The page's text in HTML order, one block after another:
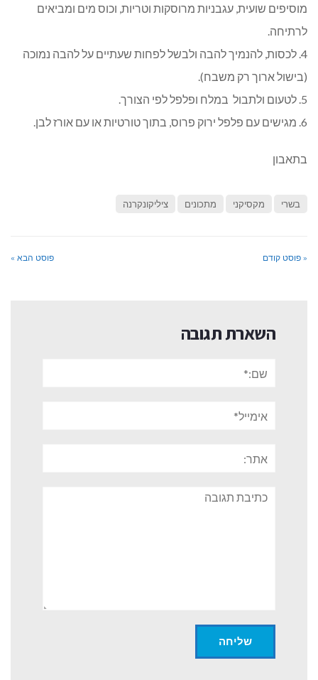
מוסיפים שועית, עגבניות מרוסקות וטריות, וכוס מים ומביאים
לרתיחה.
4. לכסות, להנמיך להבה ולבשל לפחות שעתיים על להבה נמוכה
(בישול ארוך רק משבח).
5. לטעום ולתבול במלח ופלפל לפי הצורך.
6. מגישים עם פלפל ירוק פרוס, בתוך טורטיות או עם אורז לבן.
בתאבון
בשרי מקסיקני מתכונים ציליקונקרנה
« פוסט קודם פוסט הבא »
השארת תגובה
תגובה